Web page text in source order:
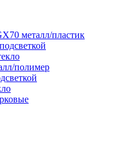
металл/пластик
полимер